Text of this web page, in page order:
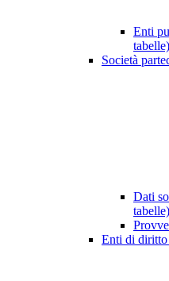
Enti
tabelle)
Società
Dati
tabelle)
Enti di